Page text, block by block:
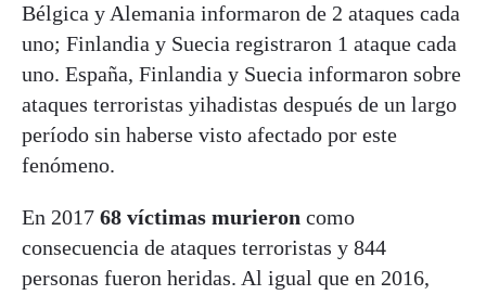
Bélgica y Alemania informaron de 2 ataques cada
uno; Finlandia y Suecia registraron 1 ataque cada
uno. España, Finlandia y Suecia informaron sobre
ataques terroristas yihadistas después de un largo
período sin haberse visto afectado por este
fenómeno.
En 2017 68 víctimas murieron como
consecuencia de ataques terroristas y 844
personas fueron heridas. Al igual que en 2016,